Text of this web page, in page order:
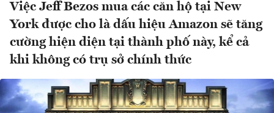
Việc Jeff Bezos mua các căn hộ tại New
York được cho là dấu hiệu Amazon sẽ tăng
cường hiện diện tại thành phố này, kể cả
khi không có trụ sở chính thức